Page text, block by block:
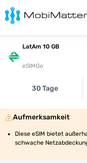
LatAm 10 GB
eSIMGo
30 Tage
Aufmerksamkeit
Diese eSIM bietet
schwache